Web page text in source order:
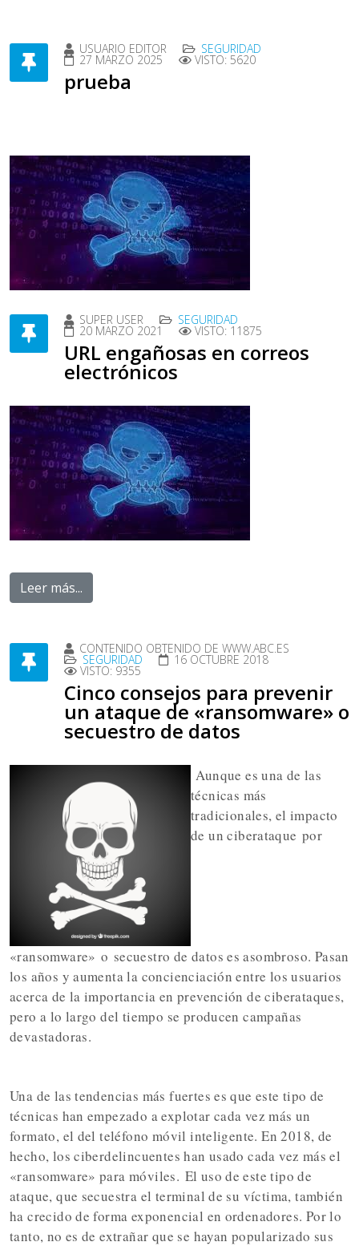
USUARIO EDITOR SEGURIDAD
27 MARZO 2025 VISTO: 5620
prueba
SUPER USER SEGURIDAD
20 MARZO 2021 VISTO: 11875
URL engañosas en correos
electrónicos
Leer más...
CONTENIDO OBTENIDO DE WWW.ABC.ES
SEGURIDAD 16 OCTUBRE 2018
VISTO: 9355
Cinco consejos para prevenir
un ataque de «ransomware» o
secuestro de datos
Aunque es una de las
técnicas más
tradicionales, el impacto
de un ciberataque por
«ransomware» o secuestro de datos es asombroso. Pasan
los años y aumenta la concienciación entre los usuarios
acerca de la importancia en prevención de ciberataques,
pero a lo largo del tiempo se producen campañas
devastadoras.
Una de las tendencias más fuertes es que este tipo de
técnicas han empezado a explotar cada vez más un
formato, el del teléfono móvil inteligente. En 2018, de
hecho, los ciberdelincuentes han usado cada vez más el
«ransomware» para móviles. El uso de este tipo de
ataque, que secuestra el terminal de su víctima, también
ha crecido de forma exponencial en ordenadores. Por lo
tanto, no es de extrañar que se hayan popularizado sus